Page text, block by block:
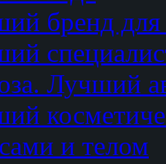
бренд
Лучший
и телом